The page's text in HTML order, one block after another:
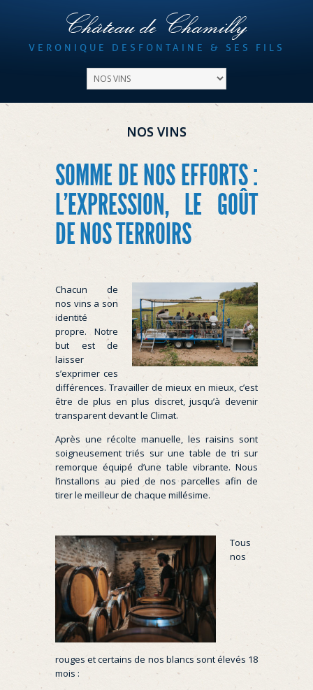
Château de Chamilly
VERONIQUE DESFONTAINE & SES FILS
NOS VINS
SOMME DE NOS EFFORTS :
L’EXPRESSION, LE GOÛT
DE NOS TERROIRS
Chacun de
nos vins a son
identité
propre. Notre
but est de
laisser
s’exprimer ces
différences. Travailler de mieux en mieux, c’est
être de plus en plus discret, jusqu’à devenir
transparent devant le Climat.
Après une récolte manuelle, les raisins sont
soigneusement triés sur une table de tri sur
remorque équipé d’une table vibrante. Nous
l’installons au pied de nos parcelles afin de
tirer le meilleur de chaque millésime.
Tous
nos
rouges et certains de nos blancs sont élevés 18
mois :